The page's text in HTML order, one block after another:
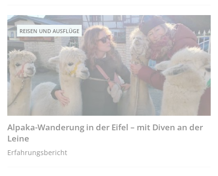
REISEN UND AUSFLÜGE
Alpaka-Wanderung in der Eifel – mit Diven an der
Leine
Erfahrungsbericht